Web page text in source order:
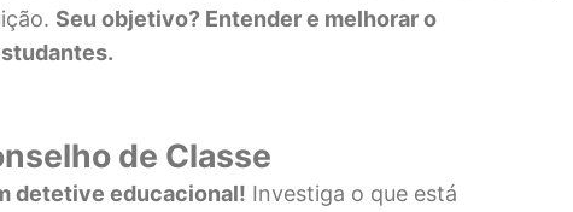
Seu objetivo? Entender e melhorar o
de Classe
detetive educacional! Investiga o que está